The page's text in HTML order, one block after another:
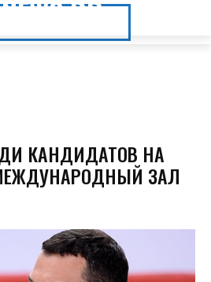
КАНДИДАТОВ НА
ЗАЛ